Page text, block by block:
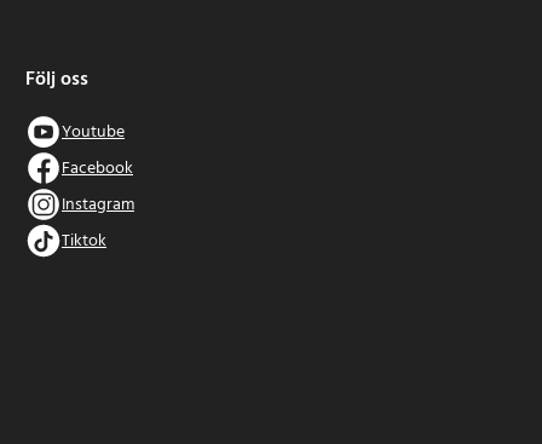
Följ oss
Youtube
Facebook
Instagram
Tiktok